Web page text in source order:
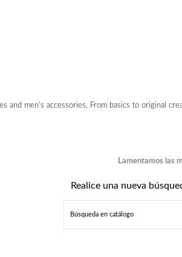
and men's accessories. From basics to original
Lamentamos las
Realice una nueva